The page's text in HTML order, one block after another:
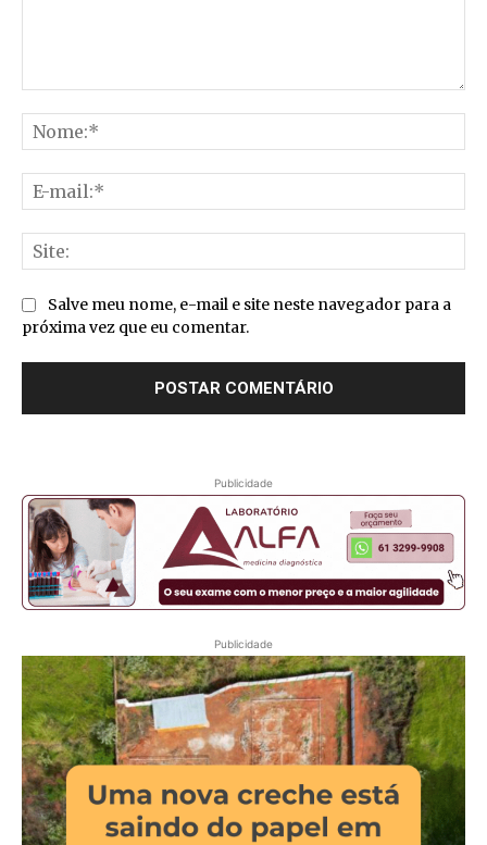
Salve meu nome, e-mail e site neste navegador para a
próxima vez que eu comentar.
Publicidade
Publicidade